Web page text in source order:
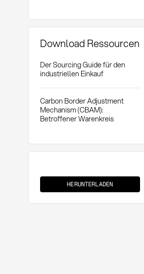
Download Ressourcen
Der Sourcing Guide für den
industriellen Einkauf
Carbon Border Adjustment
Mechanism (CBAM):
Betroffener Warenkreis
mit
Prüfung
HERUNTERLADEN